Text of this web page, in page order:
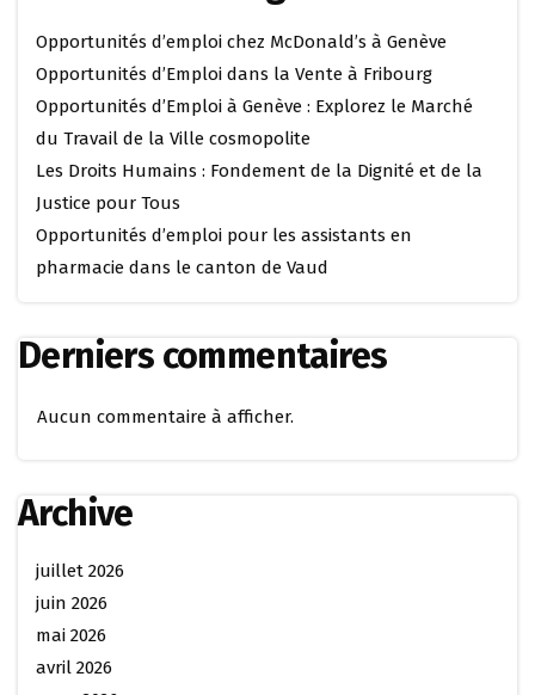
Opportunités d’emploi chez McDonald’s à Genève
Opportunités d’Emploi dans la Vente à Fribourg
Opportunités d’Emploi à Genève : Explorez le Marché
du Travail de la Ville cosmopolite
Les Droits Humains : Fondement de la Dignité et de la
Justice pour Tous
Opportunités d’emploi pour les assistants en
pharmacie dans le canton de Vaud
Derniers commentaires
Aucun commentaire à afficher.
Archive
juillet 2026
juin 2026
mai 2026
avril 2026